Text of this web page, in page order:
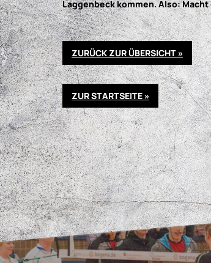
Laggenbeck kommen. Also:
ZURÜCK ZUR ÜBERSICHT »
ZUR STARTSEITE »